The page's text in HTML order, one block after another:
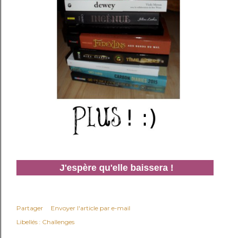
J'espère qu'elle baissera !
Partager
Envoyer l'article par e-mail
Libellés : Challenges